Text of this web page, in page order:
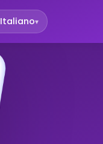
Italiano▾